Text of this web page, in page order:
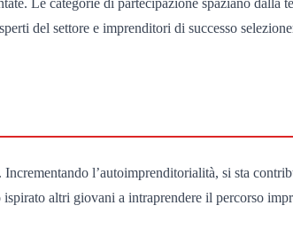
Le categorie di partecipazione spaziano dalla
del settore e imprenditori di successo
l’autoimprenditorialità, si sta
altri giovani a intraprendere il percorso